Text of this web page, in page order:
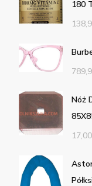
180
Nóż
17,00